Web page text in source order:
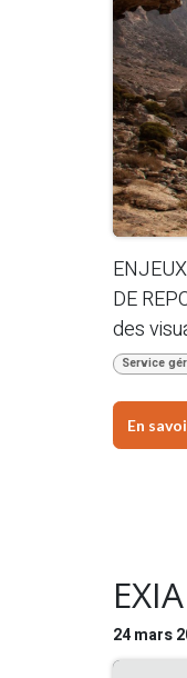
DE
des
Service
En
24 mars